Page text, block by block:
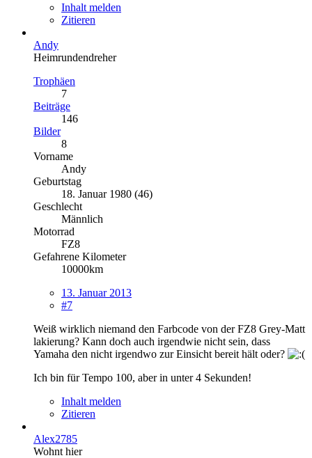
Inhalt melden
Zitieren
Andy
Heimrundendreher
Trophäen
7
Beiträge
146
Bilder
8
Vorname
Andy
Geburtstag
18. Januar 1980 (46)
Geschlecht
Männlich
Motorrad
FZ8
Gefahrene Kilometer
10000km
13. Januar 2013
#7
Weiß wirklich niemand den Farbcode von der FZ8 Grey-Matt
lakierung? Kann doch auch irgendwie nicht sein, dass
Yamaha den nicht irgendwo zur Einsicht bereit hält oder?
Ich bin für Tempo 100, aber in unter 4 Sekunden!
Inhalt melden
Zitieren
Alex2785
Wohnt hier